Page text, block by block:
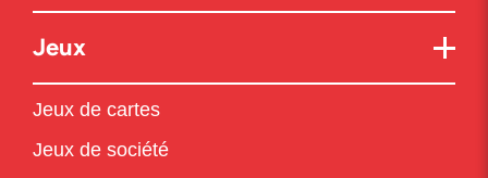
Jeux
Jeux de cartes
Jeux de société